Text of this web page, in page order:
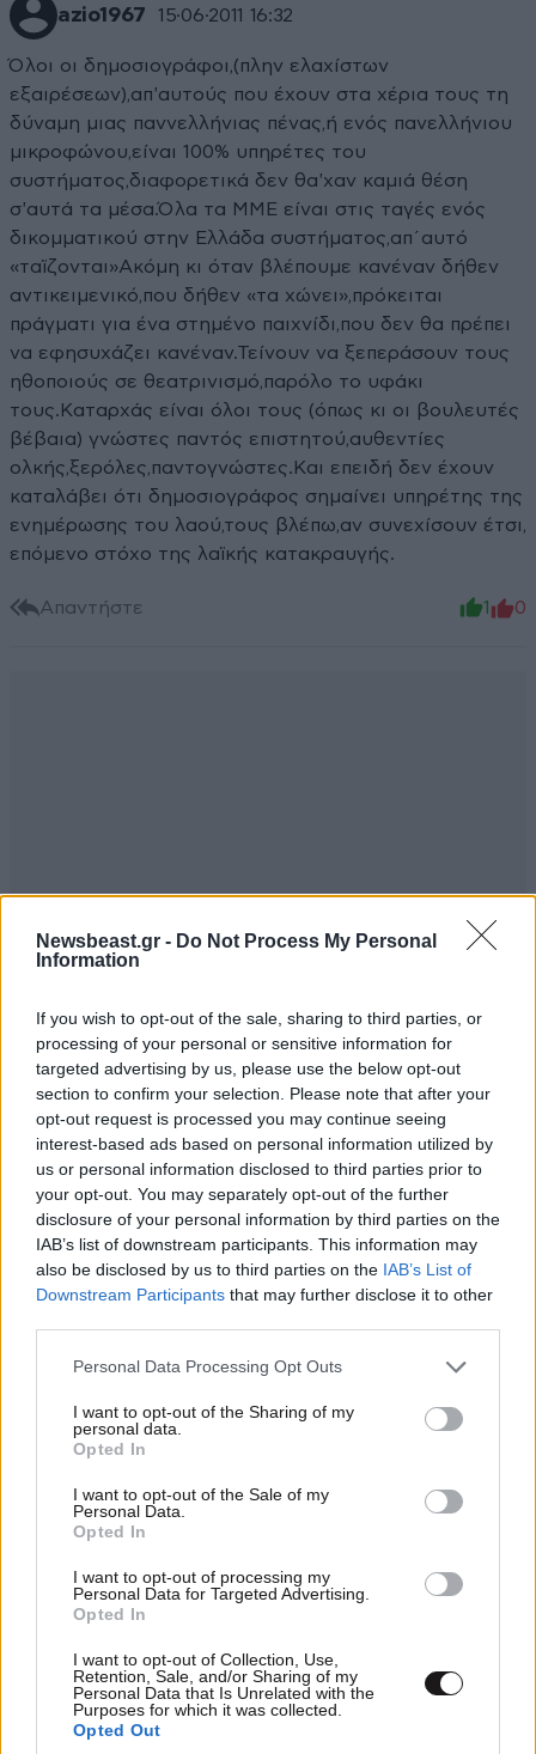
Newsbeast.gr - Do Not Process My Personal
Information
If you wish to opt-out of the sale, sharing to third parties, or
processing of your personal or sensitive information for
targeted advertising by us, please use the below opt-out
section to confirm your selection. Please note that after your
opt-out request is processed you may continue seeing
interest-based ads based on personal information utilized by
us or personal information disclosed to third parties prior to
your opt-out. You may separately opt-out of the further
disclosure of your personal information by third parties on the
IAB’s list of downstream participants. This information may
also be disclosed by us to third parties on the IAB’s List of
Downstream Participants that may further disclose it to other
Please note that this website/app uses one or more Google
not limited to your visit or usage behaviour. You may click to
grant or deny consent to Google and its third-party tags to
use your data for below specified purposes in below Google
consent section.
Personal Data Processing Opt Outs
I want to opt-out of the Sharing of my
personal data.
Opted In
I want to opt-out of the Sale of my
Personal Data.
Opted In
I want to opt-out of processing my
Personal Data for Targeted Advertising.
Opted In
I want to opt-out of Collection, Use,
Retention, Sale, and/or Sharing of my
Personal Data that Is Unrelated with the
Purposes for which it was collected.
Opted Out
azio1967 15·06·2011 16:32
Όλοι οι δημοσιογράφοι,(πλην ελαχίστων
εξαιρέσεων),απ'αυτούς που έχουν στα χέρια τους τη
δύναμη μιας παννελλήνιας πένας,ή ενός πανελλήνιου
μικροφώνου,είναι 100% υπηρέτες του
συστήματος,διαφορετικά δεν θα'χαν καμιά θέση
σ'αυτά τα μέσα.Όλα τα ΜΜΕ είναι στις ταγές ενός
δικομματικού στην Ελλάδα συστήματος,απ΄αυτό
«ταϊζονται»Ακόμη κι όταν βλέπουμε κανέναν δήθεν
αντικειμενικό,που δήθεν «τα χώνει»,πρόκειται
πράγματι για ένα στημένο παιχνίδι,που δεν θα πρέπει
να εφησυχάζει κανέναν.Τείνουν να ξεπεράσουν τους
ηθοποιούς σε θεατρινισμό,παρόλο το υφάκι
τους.Καταρχάς είναι όλοι τους (όπως κι οι βουλευτές
βέβαια) γνώστες παντός επιστητού,αυθεντίες
ολκής,ξερόλες,παντογνώστες.Και επειδή δεν έχουν
καταλάβει ότι δημοσιογράφος σημαίνει υπηρέτης της
ενημέρωσης του λαού,τους βλέπω,αν συνεχίσουν έτσι,
επόμενο στόχο της λαϊκής κατακραυγής.
Απαντήστε 1 0
tcsgr 15·06·2011 15:08
σήμερα ανερτησε ένα ωραίο κείμενο στο
'πρωταγων.γρ' λέγοντας μέσα-έξω ότι το μνημόνιο
είναι αναγκαίο κακό.... και δε καταλαβαίνει γιατί τόσοι
αγανακτισμένοι... τα λόγια είναι περιττά νομίζω....
Απαντήστε
ΦΙΛΟΣΟΦΟΣ 15·06·2011 14:56
Αξιοσημείωτο είναι πως μάρτυρας υπεράσπισης του
Θ. Ρουσόπουλου είναι ο δημοσιογράφος Τάσος
Τέλογλου. ΜΑΡΤΥΡΑΣ ΥΠΕΡΑΣΠΙΣΗΣ ΤΟΥ
ΡΟΥΣΟΠΟΥΛΟΥ Ο ΤΕΛΛΟΓΛΟΥ!Εναντίον συναδέλφων
του πήγε να καταθέσει ο γνωστός δημοσιογράφος
Τάσος Τέλλογλου τον οποίο πρότεινε για μάρτυρα
υπεράσπισης ο Θ. Ρουσόπουλος!
Απαντήστε